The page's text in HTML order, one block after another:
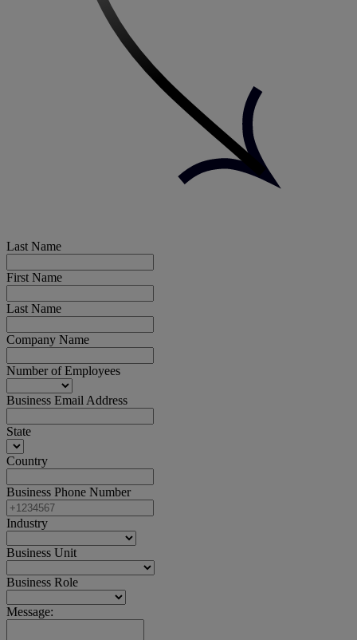
Last Name
First Name
Last Name
Company Name
Number of Employees
Business Email Address
State
Country
Business Phone Number
Industry
Business Unit
Business Role
Message: